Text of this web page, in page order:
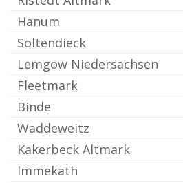
Hanum
Soltendieck
Lemgow Niedersachsen
Fleetmark
Binde
Waddeweitz
Kakerbeck Altmark
Immekath